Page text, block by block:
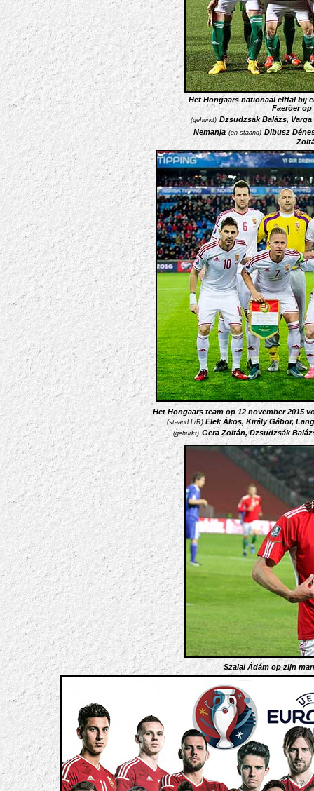
Het Hongaars nationaal elftal bij
Faeröer op
(gehurkt) Dzsudzsák Balázs,
Nemanja (en staand) Dibusz
Het Hongaars team op 12 november 2015
(staand L/R)Elek Ákos, Király Gábor,
(gehurkt) Gera Zoltán, Dzsudzsák
Szalai Ádám op zijn